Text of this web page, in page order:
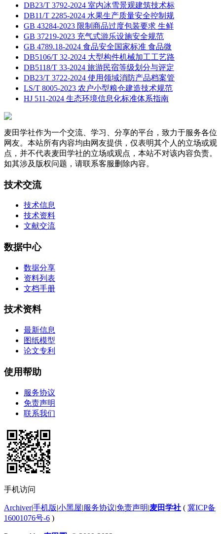
DB23/T 3792-2024 室内冰雪景观建筑技术标
DB11/T 2285-2024 水果生产质量安全控制规
GB 43284-2023 限制商品过度包装要求 生鲜
GB 37219-2023 充气式游乐设施安全规范
GB 4789.18-2024 食品安全国家标准 食品微
DB5106/T 32-2024 大型构件机械加工工艺路
DB5118/T 33-2024 旅游民宿等级划分与评定
DB23/T 3722-2024 使用领域消防产品档案管
LS/T 8005-2023 农户小型粮仓建造技术规范
HJ 511-2024 生态环境信息化标准体系指南
麦田学社作为一个交流、学习、分享的平台，致力于服务各位
网友。本站所有内容均由网友提供，仅表明其个人的立场或观
点，并不代表麦田学社的立场或观点，本站不对该内容负责。
如其涉及版权问题，请联系客服删除内容。
技术交流
技术信息
技术资料
文献交流
数据中心
数据分享
资料列表
文档手册
技术资料
最新信息
图纸模型
论文专利
使用帮助
服务协议
免责声明
联系我们
手机访问
Archiver|手机版|小黑屋|服务协议|免责声明|麦田学社 ( 冀ICP备
16001076号-6 )